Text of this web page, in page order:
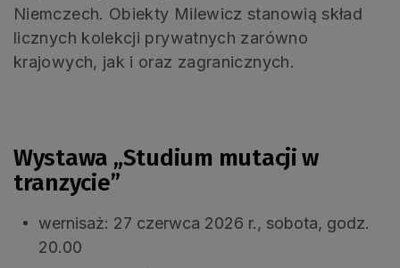
Niemczech. Obiekty Milewicz stanowią skład
licznych kolekcji prywatnych zarówno
krajowych, jak i oraz zagranicznych.
Wystawa „Studium mutacji w
tranzycie”
wernisaż: 27 czerwca 2026 r., sobota, godz.
20.00